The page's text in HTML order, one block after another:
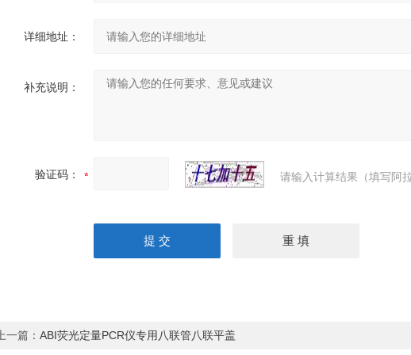
详细地址：
补充说明：
验证码： 请输入计算结果（填写阿
上一篇： ABI荧光定量PCR仪专用八联管八联平盖